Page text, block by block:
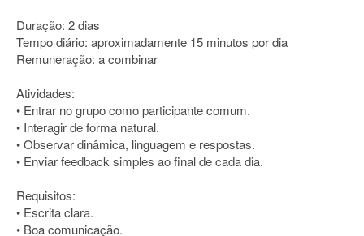
Duração: 2 dias
Tempo diário: aproximadamente 15 minutos por dia
Remuneração: a combinar
Atividades:
• Entrar no grupo como participante comum.
• Interagir de forma natural.
• Observar dinâmica, linguagem e respostas.
• Enviar feedback simples ao final de cada dia.
Requisitos:
• Escrita clara.
• Boa comunicação.